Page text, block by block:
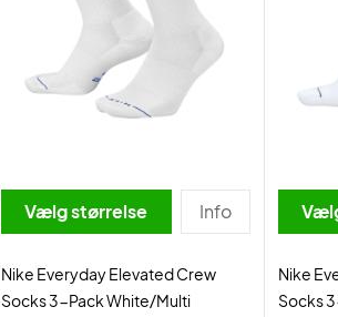
Vælg størrelse Info
Nike Everyday Elevated Crew
Socks 3-Pack White/Multi
Nike
Socks